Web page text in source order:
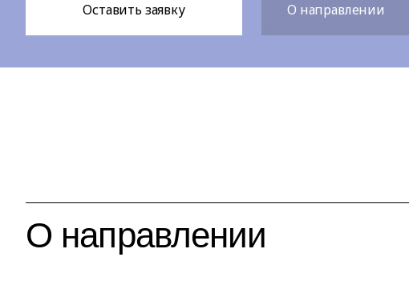
Оставить заявку О направлении
О направлении